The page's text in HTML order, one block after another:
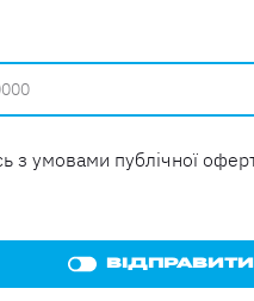
з умовами публічної
ВІДПРАВИТИ